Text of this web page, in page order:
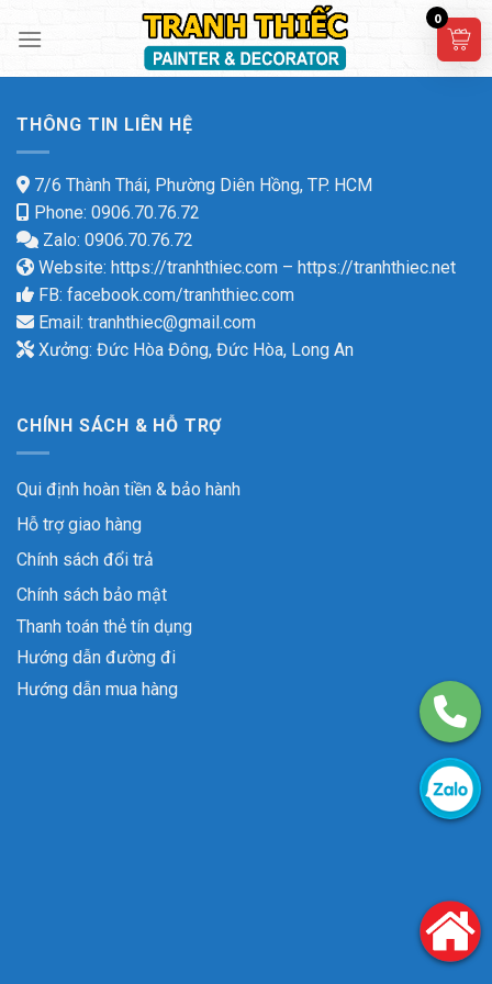
THÔNG TIN LIÊN HỆ
7/6 Thành Thái, Phường Diên Hồng, TP. HCM
Phone: 0906.70.76.72
Zalo: 0906.70.76.72
Website: https://tranhthiec.com – https://tranhthiec.net
FB: facebook.com/tranhthiec.com
Email: tranhthiec@gmail.com
Xưởng: Đức Hòa Đông, Đức Hòa, Long An
CHÍNH SÁCH & HỖ TRỢ
Qui định hoàn tiền & bảo hành
Hỗ trợ giao hàng
Chính sách đổi trả
Chính sách bảo mật
Thanh toán thẻ tín dụng
Hướng dẫn đường đi
Hướng dẫn mua hàng
0